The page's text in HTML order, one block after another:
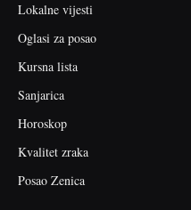
Lokalne vijesti
Oglasi za posao
Kursna lista
Sanjarica
Horoskop
Kvalitet zraka
Posao Zenica